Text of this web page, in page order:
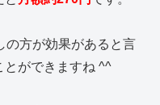
の方が効果があると言
とができますね ^^